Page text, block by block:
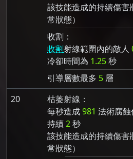
該技能造成的持續傷
常狀態）
收割：
收割射線範圍內的敵人
冷卻時間為 1.25秒
引導層數最多 5 層
20
枯萎射線：
每秒造成981 法術腐
持續2秒
該技能造成的持續傷
常狀態）